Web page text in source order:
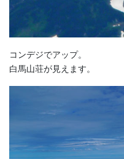
コンデジでアップ。
白馬山荘が見えます。